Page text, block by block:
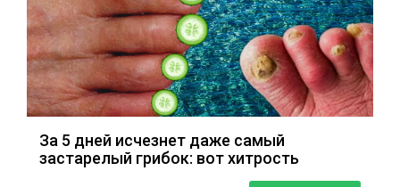
За 5 дней исчезнет даже самый
застарелый грибок: вот хитрость